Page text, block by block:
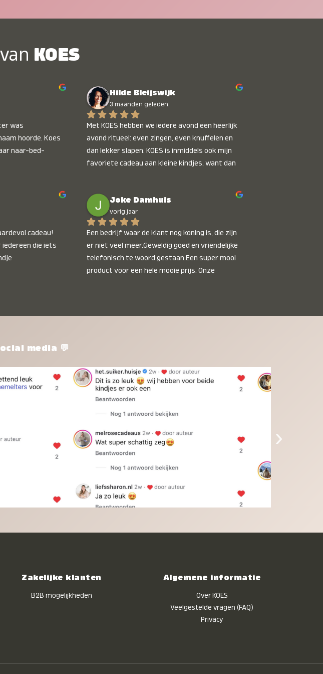
KOES
was
hoorde. Koes
naar-bed-
Hilde Bleijswijk
3 maanden geleden
Met KOES hebben we iedere avond een heerlijk
avond ritueel: even zingen, even knuffelen en
dan lekker slapen. KOES is inmiddels ook mijn
favoriete cadeau aan kleine kindjes, want dan
onbetaalbaar :)
cadeau!
die iets
Joke Damhuis
vorig jaar
Een bedrijf waar de klant nog koning is, die zijn
er niet veel meer.Geweldig goed en vriendelijke
telefonisch te woord gestaan.Een super mooi
product voor een hele mooie prijs. Onze
twijfelen gewoon doen, het is het waard.
media 💬
›
Zakelijke klanten
B2B mogelijkheden
Algemene informatie
Over KOES
Veelgestelde vragen (FAQ)
Privacy